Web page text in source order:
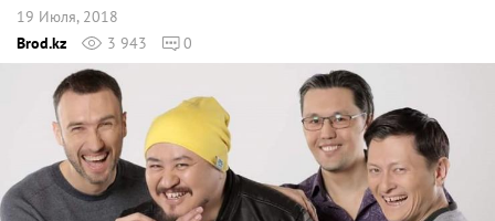
19 Июля, 2018
Brod.kz
3 943 0